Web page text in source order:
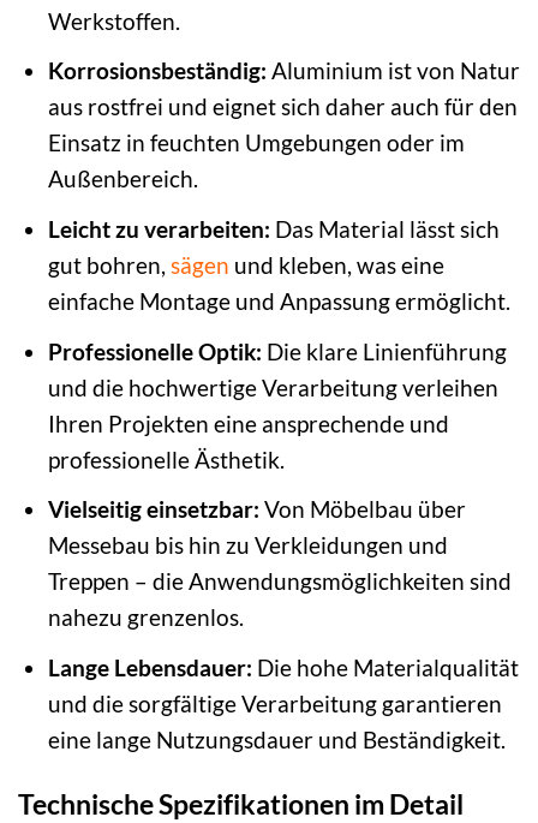
Werkstoffen.
Korrosionsbeständig: Aluminium ist von Natur
aus rostfrei und eignet sich daher auch für den
Einsatz in feuchten Umgebungen oder im
Außenbereich.
Leicht zu verarbeiten: Das Material lässt sich
gut bohren, sägen und kleben, was eine
einfache Montage und Anpassung ermöglicht.
Professionelle Optik: Die klare Linienführung
und die hochwertige Verarbeitung verleihen
Ihren Projekten eine ansprechende und
professionelle Ästhetik.
Vielseitig einsetzbar: Von Möbelbau über
Messebau bis hin zu Verkleidungen und
Treppen – die Anwendungsmöglichkeiten sind
nahezu grenzenlos.
Lange Lebensdauer: Die hohe Materialqualität
und die sorgfältige Verarbeitung garantieren
eine lange Nutzungsdauer und Beständigkeit.
Technische Spezifikationen im Detail